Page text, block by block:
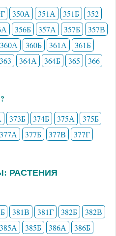
350А 351А 351Б
352
356Б 357А 357Б
357В
360А 360Б 361А
361Б
363 364А 364Б 365
366
373Б 374Б 375А
375Б
377А 377Б 377В
377Г
РАСТЕНИЯ
381В 381Г 382Б
382В
385А 385Б 386А
386Б